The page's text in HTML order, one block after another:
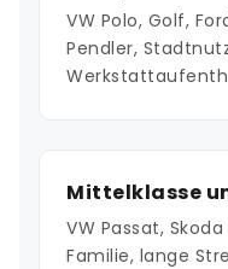
VW Polo, Golf,
Pendler,
Mittelklasse
VW Passat,
Familie, lange